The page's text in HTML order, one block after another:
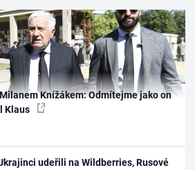
Knížákem: Odmítejme jako on
Klaus
udeřili na Wildberries, Rusové